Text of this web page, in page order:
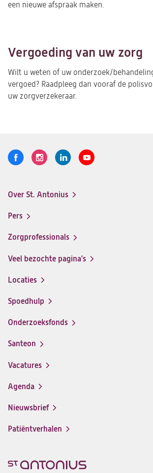
een nieuwe afspraak maken.
Vergoeding van uw zorg
Wilt u weten of uw onderzoek/
vergoed? Raadpleeg dan vooraf de
uw zorgverzekeraar.
Volg
Logo
een
ziekenhuis
op
Logo
een
op
Logo
een
op
Logo
menu
Over St. Antonius
Pers
Zorgprofessionals
Veel bezochte pagina's
Locaties
Spoedhulp
Onderzoeksfonds
Santeon
(opent
in
nieuwe
Vacatures
(opent
in
nieuwe
Agenda
Nieuwsbrief
Patiëntverhalen